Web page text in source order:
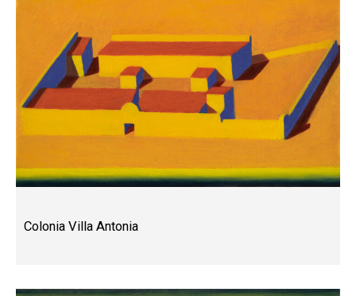
Colonia Villa Antonia